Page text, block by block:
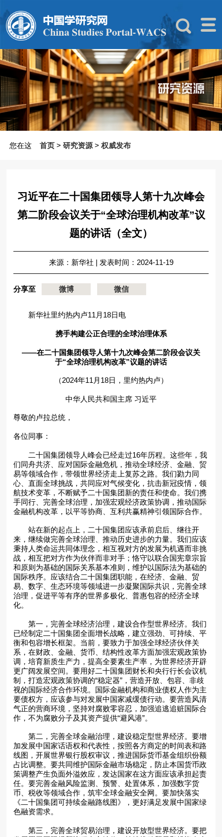
您在这 首页> 研究资源> 权威发布
习近平在二十国集团领导人第十九次峰会
第二阶段会议关于“全球治理机构改革”议
题的讲话（全文）
来源：​新华社 发表时间：2024-11-19
分享至 微博 微信
新华社里约热内卢11月18日电
携手构建公正合理的全球治理体系
——在二十国集团领导人第十九次峰会第二阶段会议关
于“全球治理机构改革”议题的讲话
（2024年11月18日，里约热内卢）
中华人民共和国主席 习近平
尊敬的卢拉总统，
各位同事：
二十国集团领导人峰会已经走过16年历程。这些年，我
们同舟共济、应对国际金融危机，推动全球经济、金融、贸
易等领域合作，带领世界经济走上复苏之路。我们勠力同
心、直面全球挑战，共同应对气候变化，抗击新冠疫情，领
航技术变革，不断赋予二十国集团新的责任和使命。我们携
手同行、完善全球治理，加强宏观经济政策协调，推动国际
金融机构改革，以平等协商、互利共赢精神引领国际合作。
站在新的起点上，二十国集团应该承前启后、继往开
来，继续做完善全球治理、推动历史进步的力量。我们应该
秉持人类命运共同体理念，相互视对方的发展为机遇而非挑
战，相互把对方作为伙伴而非对手；恪守以联合国宪章宗旨
和原则为基础的国际关系基本准则，维护以国际法为基础的
国际秩序。应该结合二十国集团职能，在经济、金融、贸
易、数字、生态环境等领域进一步凝聚国际共识，完善全球
治理，促进平等有序的世界多极化、普惠包容的经济全球
化。
第一，完善全球经济治理，建设合作型世界经济。我们
已经制定二十国集团全面增长战略，建立强劲、可持续、平
衡和包容增长框架。当前，要致力于加强全球经济伙伴关
系，在财政、金融、货币、结构性改革方面加强宏观政策协
调，培育新质生产力，提高全要素生产率，为世界经济开辟
更广阔发展空间。要用好二十国集团财长和央行行长会议机
制，打造宏观政策协调的“稳定器”，营造开放、包容、非歧
视的国际经济合作环境。国际金融机构和商业债权人作为主
要债权方，应该参与对发展中国家减缓债行动。要营造风清
气正的营商环境，坚持对腐败零容忍，加强追逃追赃国际合
作，不为腐败分子及其资产提供“避风港”。
第二，完善全球金融治理，建设稳定型世界经济。要增
加发展中国家话语权和代表性，按照各方商定的时间表和路
线图，开展世界银行股权审议，推进国际货币基金组织份额
占比调整。要共同维护国际金融市场稳定，防止本国货币政
策调整产生负面外溢效应，发达国家在这方面应该承担起责
任。要完善金融风险监测、预警、处置体系，加强数字货
币、税收等领域合作，筑牢全球金融安全网。要加快落实
《二十国集团可持续金融路线图》，更好满足发展中国家绿
色融资需求。
第三，完善全球贸易治理，建设开放型世界经济。要把